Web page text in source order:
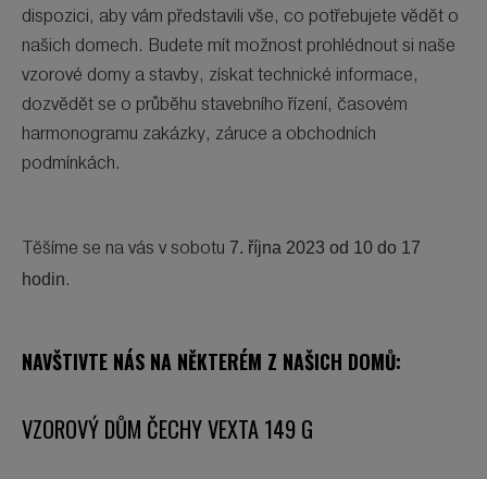
dispozici, aby vám představili vše, co potřebujete vědět o
našich domech. Budete mít možnost prohlédnout si naše
vzorové domy a stavby, získat technické informace,
dozvědět se o průběhu stavebního řízení, časovém
harmonogramu zakázky, záruce a obchodních
podmínkách.
Těšíme se na vás v sobotu 7. října 2023 od 10 do 17
hodin .
NAVŠTIVTE NÁS NA NĚKTERÉM Z NAŠICH DOMŮ:
VZOROVÝ DŮM ČECHY VEXTA 149 G